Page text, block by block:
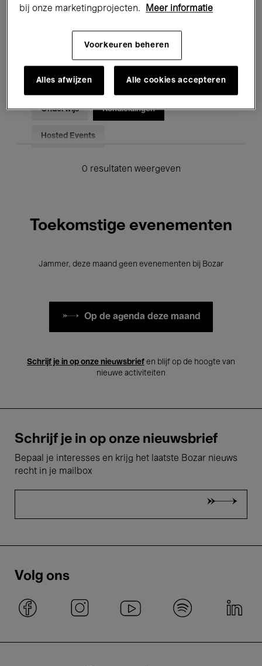
Jazz Klassieke Muziek Global Music
Voor iedereen Kids’ Palace
Onderwijs Rondleidingen
Hosted Events
0 resultaten weergeven
Toekomstige evenementen
Jammer, deze maand geen evenementen bij Bozar
Op de agenda deze maand
Schrijf je in op onze nieuwsbrief en blijf op de hoogte van
nieuwe activiteiten
Schrijf je in op onze nieuwsbrief
Bepaal je interesses en krijg het laatste Bozar nieuws
recht in je mailbox
Volg ons
bij onze marketingprojecten.
Meer informatie
Voorkeuren beheren
Alles afwijzen Alle cookies accepteren